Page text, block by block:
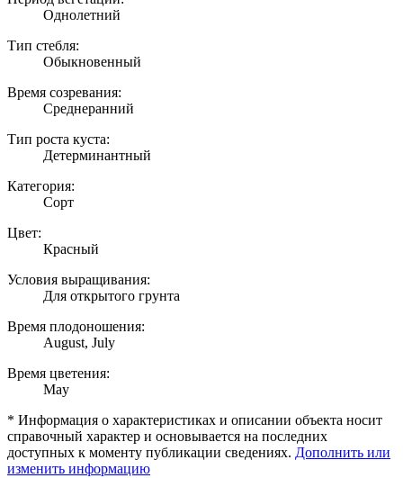
Однолетний
Тип стебля:
Обыкновенный
Время созревания:
Среднеранний
Тип роста куста:
Детерминантный
Категория:
Сорт
Цвет:
Красный
Условия выращивания:
Для открытого грунта
Время плодоношения:
August, July
Время цветения:
May
* Информация о характеристиках и описании объекта носит
справочный характер и основывается на последних
доступных к моменту публикации сведениях. Дополнить или
изменить информацию